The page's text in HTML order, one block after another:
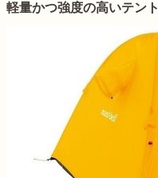
軽量かつ強度の高いテント